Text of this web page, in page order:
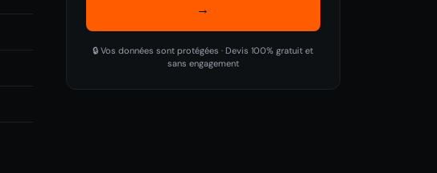
→
🔒 Vos données sont protégées · Devis 100% gratuit et
sans engagement